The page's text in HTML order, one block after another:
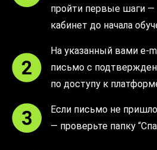
пройти первые шаги —
кабинет до начала
На указанный вами e-
письмо с
по доступу к
Если письмо не
— проверьте папку